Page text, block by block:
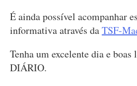
É ainda possível acompanhar
informativa através daTSF-
Tenha um excelente dia e
DIÁRIO.